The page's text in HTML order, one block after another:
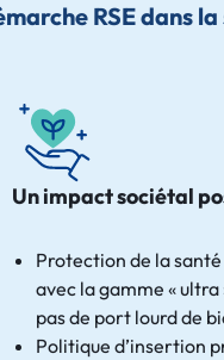
RSE dans
Un impact sociétal
Protection de la
avec la gamme «
pas de port lourd de
Politique d’insertion